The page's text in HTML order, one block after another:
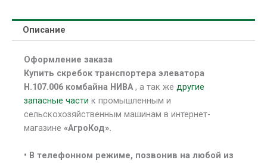
Описание
Оформление заказа
Купить скребок транспортера элеватора
Н.107.006 комбайна НИВА, а так же другие
запасные части к промышленным и
сельскохозяйственным машинам в интернет-
магазине «АгроКод».
• В телефонном режиме, позвонив на любой из